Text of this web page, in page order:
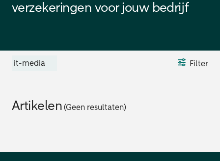
verzekeringen voor jouw bedrijf
it-media Filter
Artikelen (Geen resultaten)